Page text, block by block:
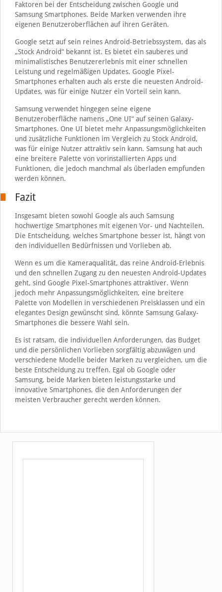
Faktoren bei der Entscheidung zwischen Google und
Samsung Smartphones. Beide Marken verwenden ihre
eigenen Benutzeroberflächen auf ihren Geräten.
Google setzt auf sein reines Android-Betriebssystem, das als
„Stock Android“ bekannt ist. Es bietet ein sauberes und
minimalistisches Benutzererlebnis mit einer schnellen
Leistung und regelmäßigen Updates. Google Pixel-
Smartphones erhalten auch als erste die neuesten Android-
Updates, was für einige Nutzer ein Vorteil sein kann.
Samsung verwendet hingegen seine eigene
Benutzeroberfläche namens „One UI“ auf seinen Galaxy-
Smartphones. One UI bietet mehr Anpassungsmöglichkeiten
und zusätzliche Funktionen im Vergleich zu Stock Android,
was für einige Nutzer attraktiv sein kann. Samsung hat auch
eine breitere Palette von vorinstallierten Apps und
Funktionen, die jedoch manchmal als überladen empfunden
werden können.
Fazit
Insgesamt bieten sowohl Google als auch Samsung
hochwertige Smartphones mit eigenen Vor- und Nachteilen.
Die Entscheidung, welches Smartphone besser ist, hängt von
den individuellen Bedürfnissen und Vorlieben ab.
Wenn es um die Kameraqualität, das reine Android-Erlebnis
und den schnellen Zugang zu den neuesten Android-Updates
geht, sind Google Pixel-Smartphones attraktiver. Wenn
jedoch mehr Anpassungsmöglichkeiten, eine breitere
Palette von Modellen in verschiedenen Preisklassen und ein
elegantes Design gewünscht sind, könnte Samsung Galaxy-
Smartphones die bessere Wahl sein.
Es ist ratsam, die individuellen Anforderungen, das Budget
und die persönlichen Vorlieben sorgfältig abzuwägen und
verschiedene Modelle beider Marken zu vergleichen, um die
beste Entscheidung zu treffen. Egal ob Google oder
Samsung, beide Marken bieten leistungsstarke und
innovative Smartphones, die den Anforderungen der
meisten Verbraucher gerecht werden können.